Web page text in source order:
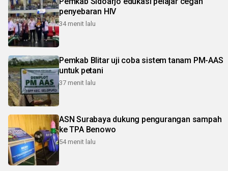
penyebaran HIV
34 menit lalu
Pemkab Blitar uji coba sistem tanam PM-AAS
untuk petani
37 menit lalu
ASN Surabaya dukung pengurangan sampah
ke TPA Benowo
54 menit lalu